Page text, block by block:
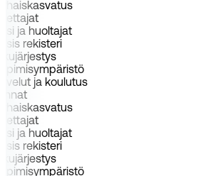
ja huoltajat
rekisteri
ja koulutus
ja huoltajat
rekisteri